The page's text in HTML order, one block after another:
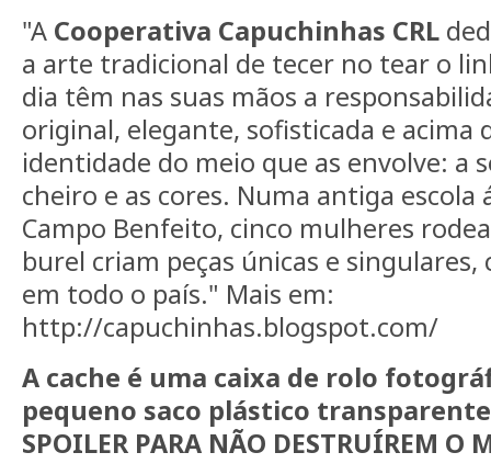
"A Cooperativa Capuchinhas CRL
a arte tradicional de tecer no tear o
dia têm nas suas mãos a
original, elegante, sofisticada e acima
identidade do meio que as envolve: a
cheiro e as cores. Numa antiga escola
Campo Benfeito, cinco mulheres
burel criam peças únicas e singulares,
em todo o país." Mais em:
http://capuchinhas.blogspot.com/
A cache é uma caixa de rolo
pequeno saco plástico transparente.
SPOILER PARA NÃO DESTRUÍREM O